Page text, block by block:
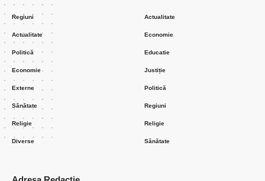
Regiuni
Actualitate
Politică
Economie
Externe
Sănătate
Religie
Diverse
Actualitate
Economie
Educatie
Justiție
Politică
Regiuni
Religie
Sănătate